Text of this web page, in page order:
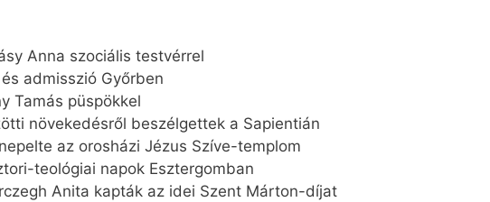
Anna szociális testvérrel
admisszió Győrben
Tamás püspökkel
növekedésről beszélgettek a Sapientián
az orosházi Jézus Szíve-templom
teológiai napok Esztergomban
Anita kapták az idei Szent Márton-díjat